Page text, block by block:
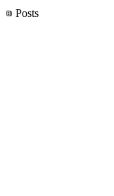
Posts